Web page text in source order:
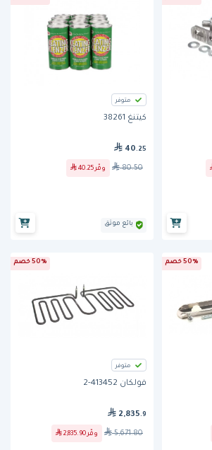
متوفر
كيتنغ 38261
40 .25
80.50 وفّر 40.25
بائع موثق
50% خصم 50% خصم
متوفر
فولكان 413452-2
2,835 .9
5,671.80 وفّر 2,835.90